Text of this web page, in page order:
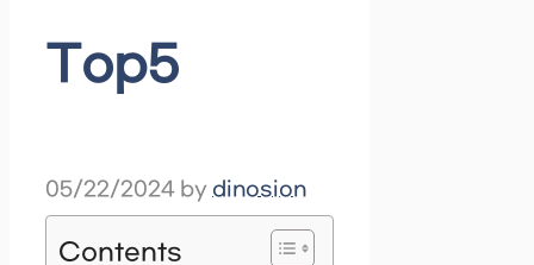
Top5
05/22/2024 by dinosion
Contents